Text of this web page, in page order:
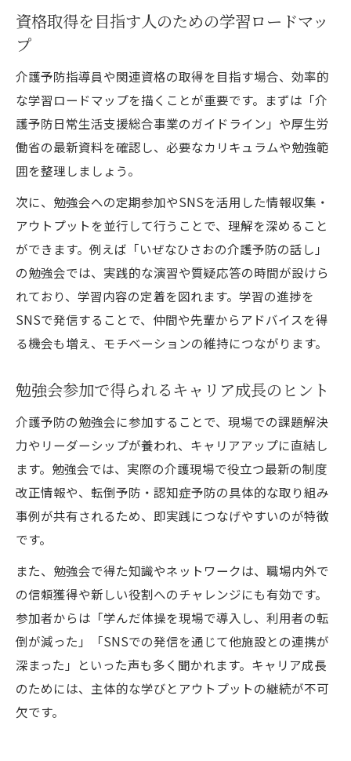
資格取得を目指す人のための学習ロードマッ
プ
介護予防指導員や関連資格の取得を目指す場合、効率的
な学習ロードマップを描くことが重要です。まずは「介
護予防日常生活支援総合事業のガイドライン」や厚生労
働省の最新資料を確認し、必要なカリキュラムや勉強範
囲を整理しましょう。
次に、勉強会への定期参加やSNSを活用した情報収集・
アウトプットを並行して行うことで、理解を深めること
ができます。例えば「いぜなひさおの介護予防の話し」
の勉強会では、実践的な演習や質疑応答の時間が設けら
れており、学習内容の定着を図れます。学習の進捗を
SNSで発信することで、仲間や先輩からアドバイスを得
る機会も増え、モチベーションの維持につながります。
勉強会参加で得られるキャリア成長のヒント
介護予防の勉強会に参加することで、現場での課題解決
力やリーダーシップが養われ、キャリアアップに直結し
ます。勉強会では、実際の介護現場で役立つ最新の制度
改正情報や、転倒予防・認知症予防の具体的な取り組み
事例が共有されるため、即実践につなげやすいのが特徴
です。
また、勉強会で得た知識やネットワークは、職場内外で
の信頼獲得や新しい役割へのチャレンジにも有効です。
参加者からは「学んだ体操を現場で導入し、利用者の転
倒が減った」「SNSでの発信を通じて他施設との連携が
深まった」といった声も多く聞かれます。キャリア成長
のためには、主体的な学びとアウトプットの継続が不可
欠です。